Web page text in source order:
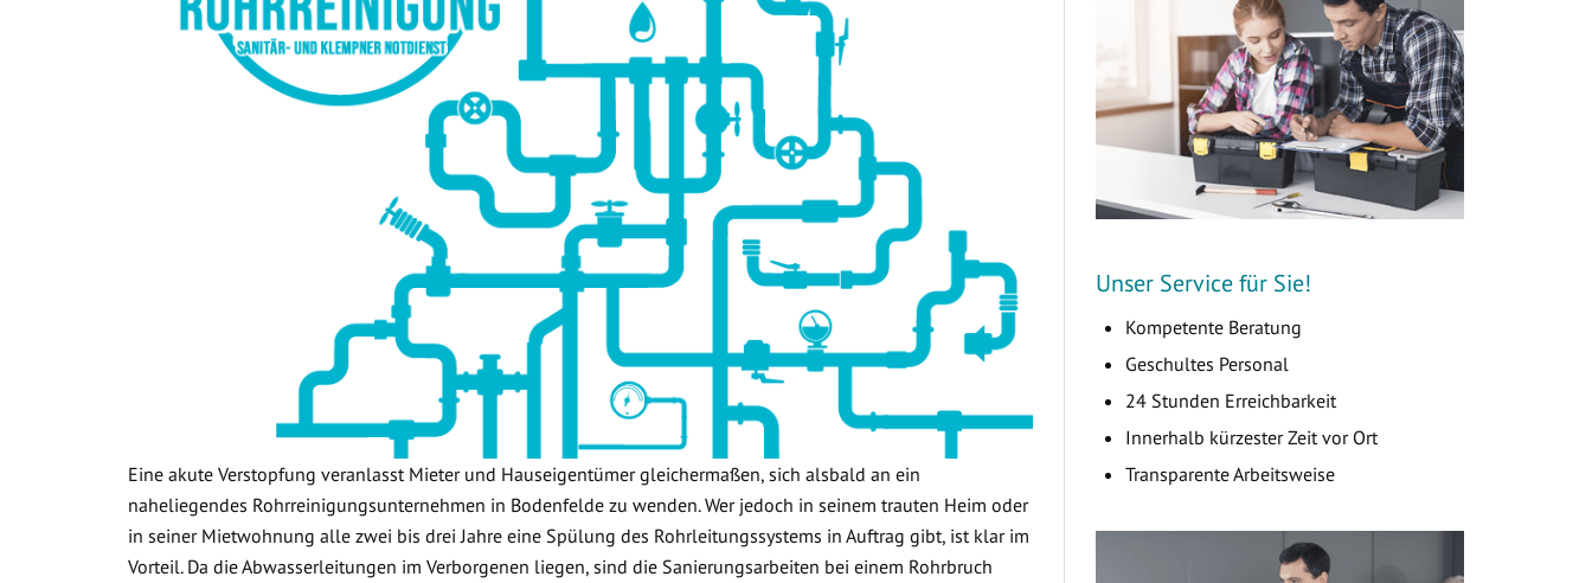
Eine akute Verstopfung veranlasst Mieter und Hauseigentümer gleichermaßen, sich alsbald an ein
naheliegendes Rohrreinigungsunternehmen in Bodenfelde zu wenden. Wer jedoch in seinem trauten Heim oder
in seiner Mietwohnung alle zwei bis drei Jahre eine Spülung des Rohrleitungssystems in Auftrag gibt, ist klar im
Vorteil. Da die Abwasserleitungen im Verborgenen liegen, sind die Sanierungsarbeiten bei einem Rohrbruch
Unser Service für Sie!
Kompetente Beratung
Geschultes Personal
24 Stunden Erreichbarkeit
Innerhalb kürzester Zeit vor Ort
Transparente Arbeitsweise